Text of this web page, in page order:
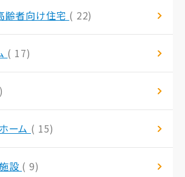
齢者向け住宅 ( 22)
( 17)
ーム ( 15)
設 ( 9)